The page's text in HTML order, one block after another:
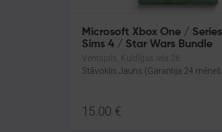
Microsoft Xbox One /
Sims 4 / Star Wars Bundle
Ventspils, Kuldīgas iela 26
Stāvoklis Jauns (Garantija 24
15.00 €